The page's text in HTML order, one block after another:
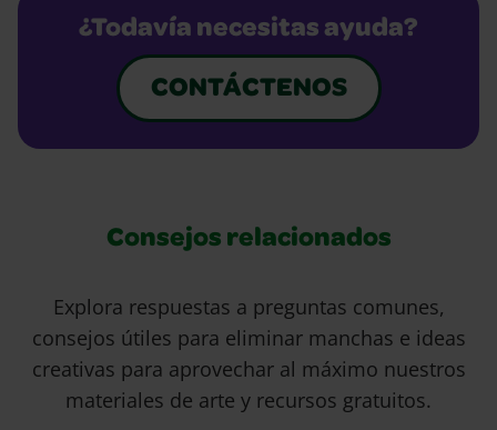
¿Todavía necesitas ayuda?
CONTÁCTENOS
Consejos relacionados
Explora respuestas a preguntas comunes,
consejos útiles para eliminar manchas e ideas
creativas para aprovechar al máximo nuestros
materiales de arte y recursos gratuitos.